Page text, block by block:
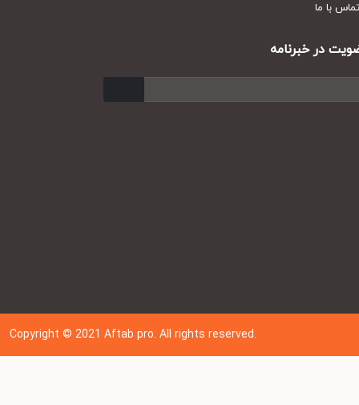
با ما
در خبرنامه
Copyright © 202 1Aftab pro. All rights reserved.